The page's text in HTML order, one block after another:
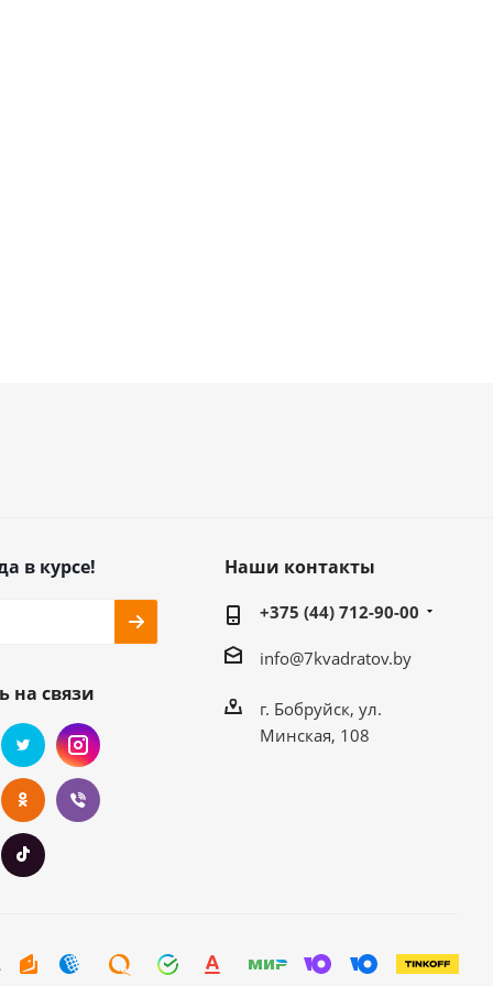
в курсе!
на связи
Наши контакты
+375 (44) 712-90-00
info@7kvadratov.by
г. Бобруйск, ул.
Минская, 108